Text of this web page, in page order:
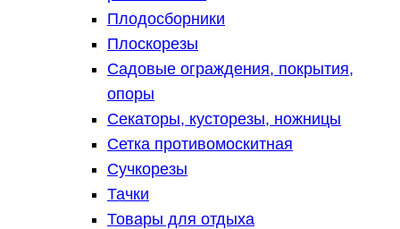
Плодосборники
Плоскорезы
Садовые ограждения, покрытия,
опоры
Секаторы, кусторезы, ножницы
Сетка противомоскитная
Сучкорезы
Тачки
Товары для отдыха